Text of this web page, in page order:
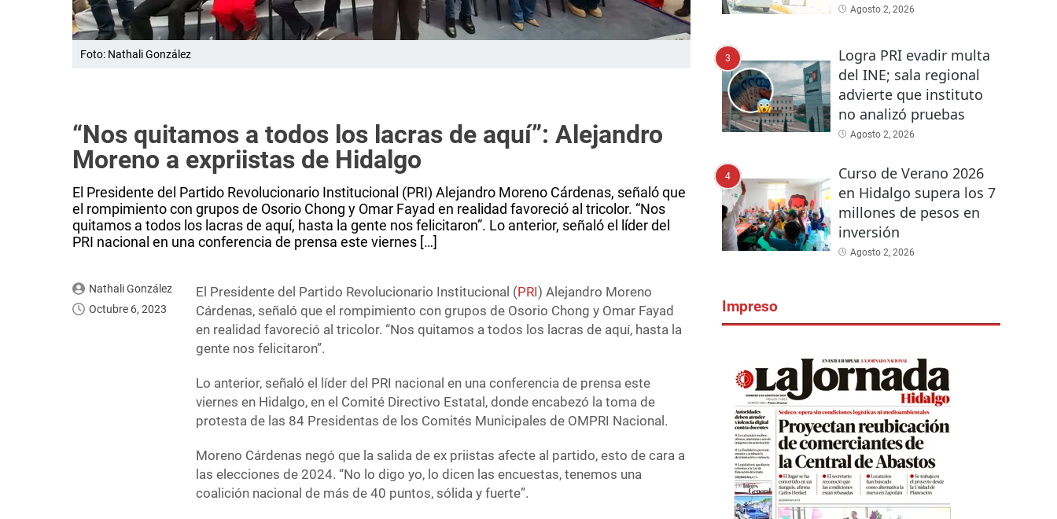
Foto: Nathali González
“Nos quitamos a todos los lacras de aquí”: Alejandro
Moreno a expriistas de Hidalgo
El Presidente del Partido Revolucionario Institucional (PRI) Alejandro Moreno Cárdenas, señaló que
el rompimiento con grupos de Osorio Chong y Omar Fayad en realidad favoreció al tricolor. “Nos
quitamos a todos los lacras de aquí, hasta la gente nos felicitaron”. Lo anterior, señaló el líder del
PRI nacional en una conferencia de prensa este viernes […]
Nathali González
Octubre 6, 2023
El Presidente del Partido Revolucionario Institucional (PRI) Alejandro Moreno
Cárdenas, señaló que el rompimiento con grupos de Osorio Chong y Omar Fayad
en realidad favoreció al tricolor. “Nos quitamos a todos los lacras de aquí, hasta la
gente nos felicitaron”.
Lo anterior, señaló el líder del PRI nacional en una conferencia de prensa este
viernes en Hidalgo, en el Comité Directivo Estatal, donde encabezó la toma de
protesta de las 84 Presidentas de los Comités Municipales de OMPRI Nacional.
Moreno Cárdenas negó que la salida de ex priistas afecte al partido, esto de cara a
las elecciones de 2024. “No lo digo yo, lo dicen las encuestas, tenemos una
coalición nacional de más de 40 puntos, sólida y fuerte”.
Agosto 2, 2026
3
Logra PRI evadir multa
del INE; sala regional
advierte que instituto
no analizó pruebas
Agosto 2, 2026
4
Curso de Verano 2026
en Hidalgo supera los 7
millones de pesos en
inversión
Agosto 2, 2026
Impreso